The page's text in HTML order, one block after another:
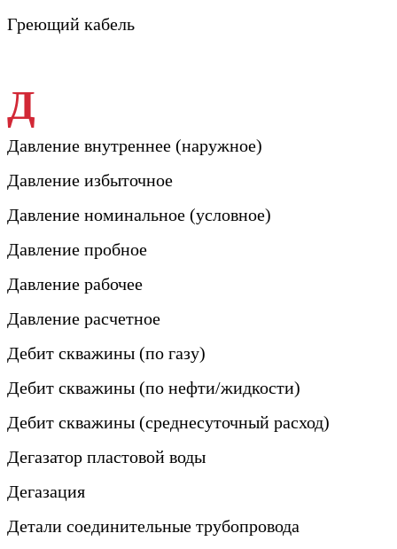
Греющий кабель
Д
Давление внутреннее (наружное)
Давление избыточное
Давление номинальное (условное)
Давление пробное
Давление рабочее
Давление расчетное
Дебит скважины (по газу)
Дебит скважины (по нефти/жидкости)
Дебит скважины (среднесуточный расход)
Дегазатор пластовой воды
Дегазация
Детали соединительные трубопровода